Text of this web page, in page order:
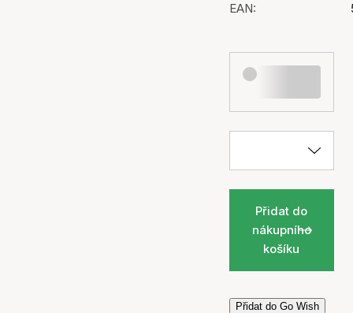
EAN:
Přidat do
nákupního
košíku
Přidat do Go Wish